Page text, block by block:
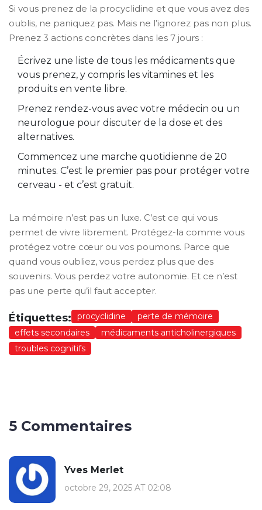
Si vous prenez de la procyclidine et que vous avez des
oublis, ne paniquez pas. Mais ne l’ignorez pas non plus.
Prenez 3 actions concrètes dans les 7 jours :
Écrivez une liste de tous les médicaments que
vous prenez, y compris les vitamines et les
produits en vente libre.
Prenez rendez-vous avec votre médecin ou un
neurologue pour discuter de la dose et des
alternatives.
Commencez une marche quotidienne de 20
minutes. C’est le premier pas pour protéger votre
cerveau - et c’est gratuit.
La mémoire n’est pas un luxe. C’est ce qui vous
permet de vivre librement. Protégez-la comme vous
protégez votre cœur ou vos poumons. Parce que
quand vous oubliez, vous perdez plus que des
souvenirs. Vous perdez votre autonomie. Et ce n’est
pas une perte qu’il faut accepter.
Étiquettes: procyclidine
perte de mémoire
effets secondaires
médicaments anticholinergiques
troubles cognitifs
5 Commentaires
Yves Merlet
octobre 29, 2025 AT 02:08